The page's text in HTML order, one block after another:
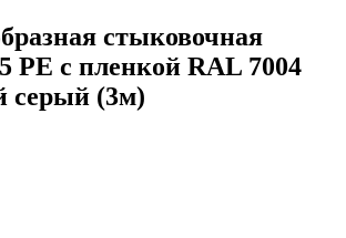
стыковочная
PE с пленкой RAL 7004
серый (3м)